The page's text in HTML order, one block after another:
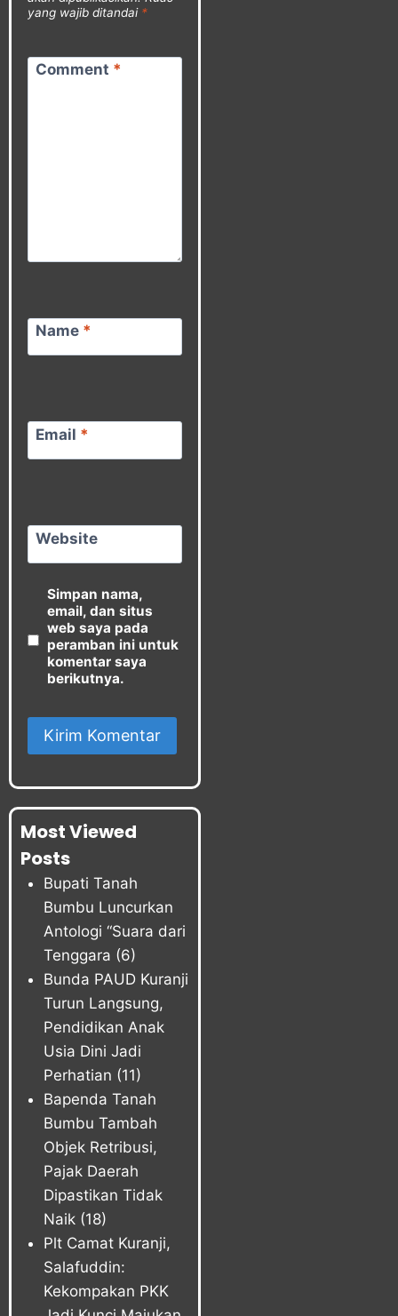
yang wajib ditandai *
Comment *
Name *
Email *
Website
Simpan nama,
email, dan situs
web saya pada
peramban ini untuk
komentar saya
berikutnya.
Most Viewed
Posts
Bupati Tanah
Bumbu Luncurkan
Antologi “Suara dari
Tenggara (6)
Bunda PAUD Kuranji
Turun Langsung,
Pendidikan Anak
Usia Dini Jadi
Perhatian (11)
Bapenda Tanah
Bumbu Tambah
Objek Retribusi,
Pajak Daerah
Dipastikan Tidak
Naik (18)
Plt Camat Kuranji,
Salafuddin:
Kekompakan PKK